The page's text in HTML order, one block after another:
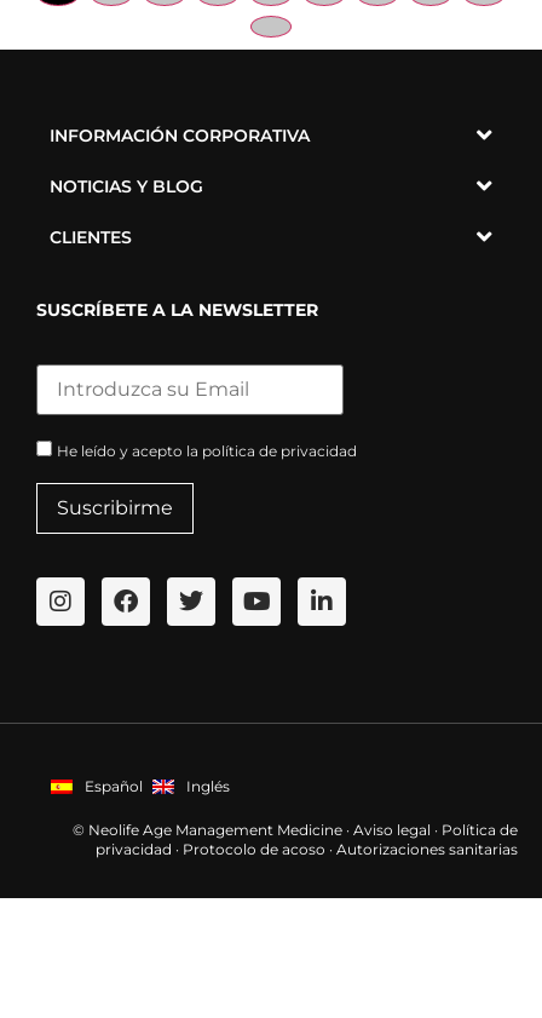
INFORMACIÓN CORPORATIVA
NOTICIAS Y BLOG
CLIENTES
SUSCRÍBETE A LA NEWSLETTER
He leído y acepto la política de privacidad
© Neolife Age Management Medicine · Aviso legal · Política de
privacidad · Protocolo de acoso · Autorizaciones sanitarias
Español Inglés